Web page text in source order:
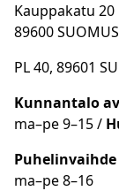
Kauppakatu 20
89600
PL 40, 89601
Kunnantalo
ma–pe 9–15 /
Puhelinvaihde
ma–pe 8–16